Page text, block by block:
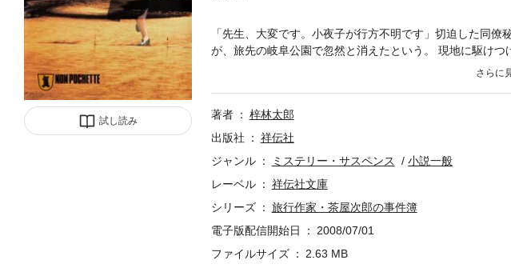
試し読み
「先生、大変です。小夜子が行方不明です」切迫した同
が、旅先の岐阜公園で忽然と消えたという。 現地に駆け
男の存在を掴んだ。 やがて、長良川河畔で一人の男の刺
著者
梓林太郎
出版社
祥伝社
ジャンル
ミステリー・サスペンス
小説一般
レーベル
祥伝社文庫
シリーズ
旅行作家・茶屋次郎の事件簿
電子版配信開始日
2008/07/01
ファイルサイズ
2.63 MB